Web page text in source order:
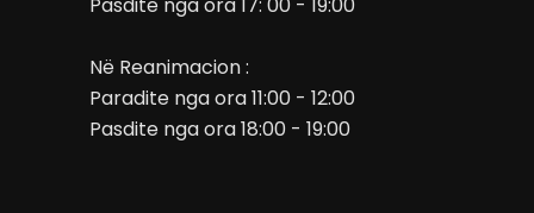
Pasdite nga ora 17: 00 - 19:00
Në Reanimacion :
Paradite nga ora 11:00 - 12:00
Pasdite nga ora 18:00 - 19:00